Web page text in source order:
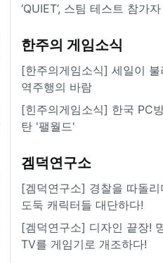
‘QUIET’, 스팀 테스트 참가
한주의 게임소식
[한주의게임소식] 세일이 불
역주행의 바람
[힌주의게임소식] 한국 PC
탄 '팰월드'
겜덕연구소
[겜덕연구소] 경찰을 따돌
도둑 캐릭터들 대단하다!
[겜덕연구소] 디자인 끝장!
TV를 게임기로 개조하다!